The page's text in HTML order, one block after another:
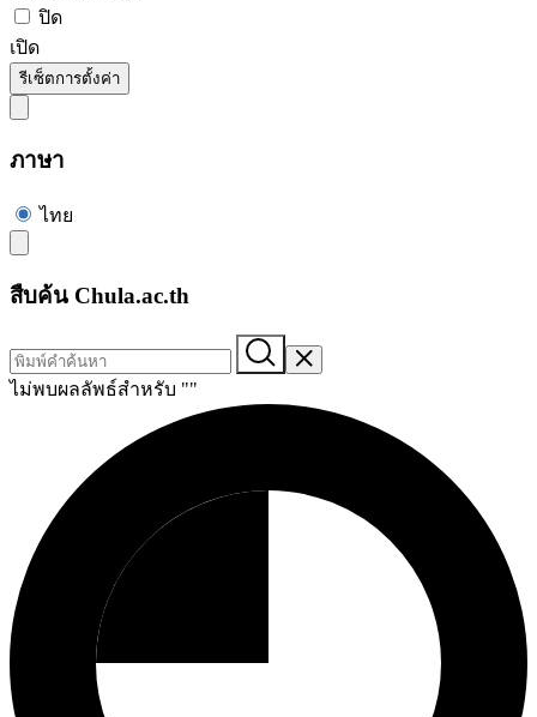
ปิด
เปิด
รีเซ็ตการตั้งค่า
ภาษา
ไทย
สืบค้น Chula.ac.th
ไม่พบผลลัพธ์สำหรับ ""